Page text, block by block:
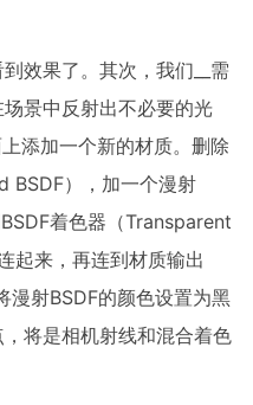
效果了。其次，我们__需
景中反射出不必要的光
上添加一个新的材质。删除
BSDF），加一个漫射
着色器（Transparent
起来，再连到材质输出
漫射BSDF的颜色设置为黑
将是相机射线和混合着色